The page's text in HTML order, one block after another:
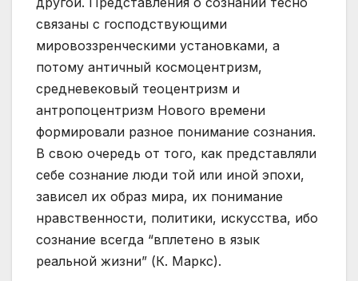
связаны с господствующими
мировоззренческими установками, а
потому античный космоцентризм,
средневековый теоцентризм и
антропоцентризм Нового времени
формировали разное понимание сознания.
В свою очередь от того, как представляли
себе сознание люди той или иной эпохи,
зависел их образ мира, их понимание
нравственности, политики, искусства, ибо
сознание всегда “вплетено в язык
реальной жизни” (К. Маркс).